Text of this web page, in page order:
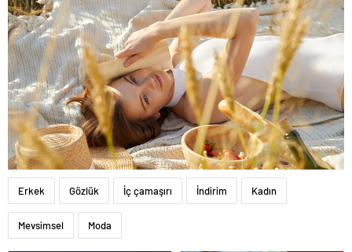
Erkek Gözlük İç çamaşırı İndirim Kadın
Mevsimsel Moda